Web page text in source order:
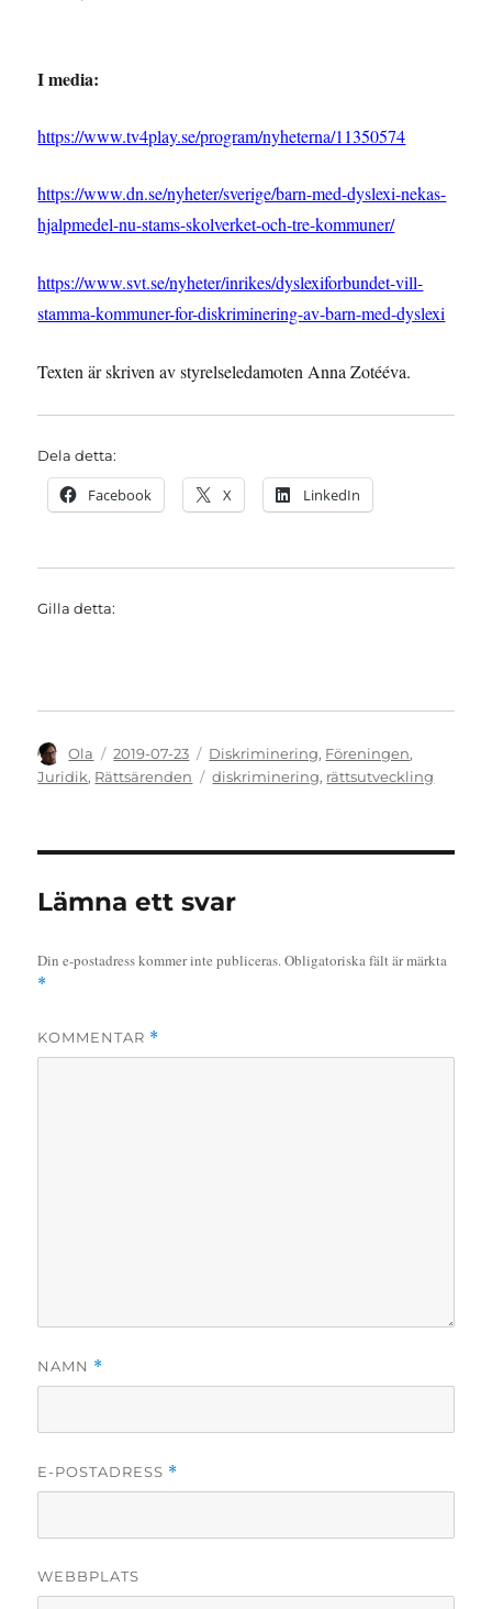
I media:
https://www.tv4play.se/program/nyheterna/11350574
https://www.dn.se/nyheter/sverige/barn-med-dyslexi-nekas-
hjalpmedel-nu-stams-skolverket-och-tre-kommuner/
https://www.svt.se/nyheter/inrikes/dyslexiforbundet-vill-
stamma-kommuner-for-diskriminering-av-barn-med-dyslexi
Texten är skriven av styrelseledamoten Anna Zotééva.
Dela detta:
Facebook X LinkedIn
Gilla detta:
Författare
Ola
Publicerat
den
2019-07-23 Kategorier
Diskriminering, Föreningen,
Juridik, Rättsärenden Etiketter
diskriminering, rättsutveckling
Lämna ett svar
Din e-postadress kommer inte publiceras.Obligatoriska fält är märkta
*
KOMMENTAR *
NAMN *
E-POSTADRESS *
WEBBPLATS